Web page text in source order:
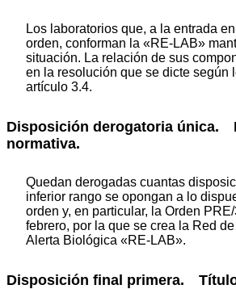
Los laboratorios que, a la entrada
orden, conforman la «RE-LAB»
situación. La relación de sus
en la resolución que se dicte según
artículo 3.4.
Disposición derogatoria única.
normativa.
Quedan derogadas cuantas
inferior rango se opongan a lo
orden y, en particular, la Orden
febrero, por la que se crea la Red
Alerta Biológica «RE-LAB».
Disposición final primera.